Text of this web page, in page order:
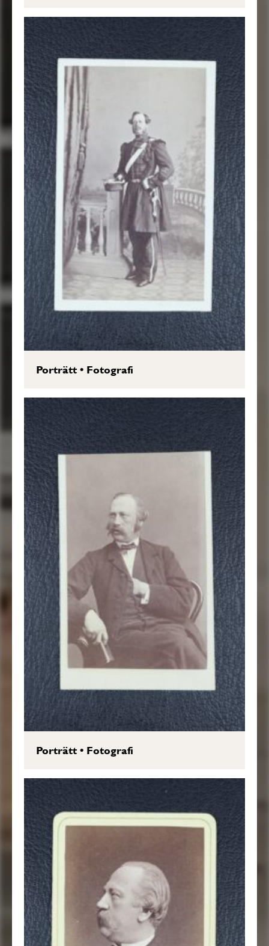
Porträtt• Fotografi
Porträtt• Fotografi